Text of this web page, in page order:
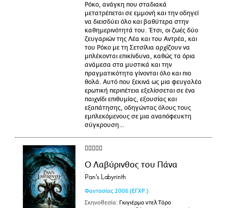
Ρόκο, ανάγκη που σταδιακά
μετατρέπεται σε εμμονή και την οδηγεί
να διεισδύει όλο και βαθύτερα στην
καθημερινότητά του. Έτσι, οι ζωές δύο
ζευγαριών της Λέα και του Αντρέα, και
του Ρόκο με τη Σετσίλια αρχίζουν να
μπλέκονται επικίνδυνα, καθώς τα όρια
ανάμεσα στα μυστικά και την
πραγματικότητα γίνονται όλο και πιο
θολά. Αυτό που ξεκινά ως μια φευγαλέα
ερωτική περιπέτεια εξελίσσεται σε ένα
παιχνίδι επιθυμίας, εξουσίας και
εξαπάτησης, οδηγώντας όλους τους
εμπλεκόμενους σε μια αναπόφευκτη
σύγκρουση…
Ο Λαβύρινθος του Πάνα
Pan's Labyrinth
Φαντασίας 2006 (ΕΓΧΡ.)
Σκηνοθεσία: Γκιγιέρμο ντελ Τόρο